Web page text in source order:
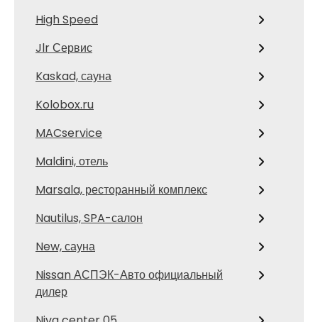
High Speed
Jlr Сервис
Kaskad, сауна
Kolobox.ru
MACservice
Maldini, отель
Marsala, ресторанный комплекс
Nautilus, SPA-салон
New, сауна
Nissan АСПЭК-Авто официальный
дилер